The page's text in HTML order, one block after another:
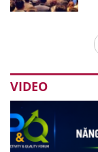
VIDEO